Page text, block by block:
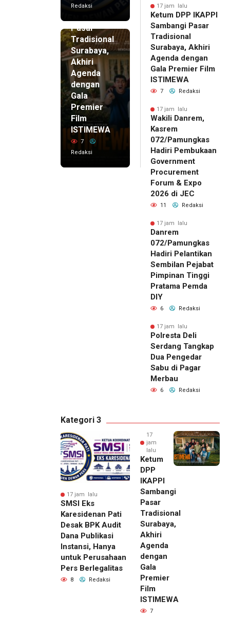
Redaksi
IKAPPI
Pasar
Tradisional
Surabaya,
Akhiri
Agenda
dengan
Gala
Premier
Film
ISTIMEWA
7
Redaksi
17 jam lalu
Ketum DPP IKAPPI
Sambangi Pasar
Tradisional
Surabaya, Akhiri
Agenda dengan
Gala Premier Film
ISTIMEWA
7 Redaksi
17 jam lalu
Wakili Danrem,
Kasrem
072/Pamungkas
Hadiri Pembukaan
Government
Procurement
Forum & Expo
2026 di JEC
11 Redaksi
17 jam lalu
Danrem
072/Pamungkas
Hadiri Pelantikan
Sembilan Pejabat
Pimpinan Tinggi
Pratama Pemda
DIY
6 Redaksi
17 jam lalu
Polresta Deli
Serdang Tangkap
Dua Pengedar
Sabu di Pagar
Merbau
6 Redaksi
Kategori 3
17 jam lalu
SMSI Eks
Karesidenan Pati
Desak BPK Audit
Dana Publikasi
Instansi, Hanya
untuk Perusahaan
Pers Berlegalitas
8 Redaksi
17
jam
lalu
Ketum
DPP
IKAPPI
Sambangi
Pasar
Tradisional
Surabaya,
Akhiri
Agenda
dengan
Gala
Premier
Film
ISTIMEWA
7